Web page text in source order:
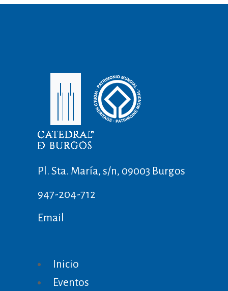
Pl. Sta. María, s/n, 09003 Burgos
947-204-712
Email
Inicio
Eventos